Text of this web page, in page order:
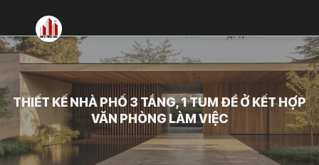
nội
dung
THIẾT KẾ NHÀ PHỐ 3 TẦNG, 1 TUM ĐỂ Ở KẾT HỢP
VĂN PHÒNG LÀM VIỆC